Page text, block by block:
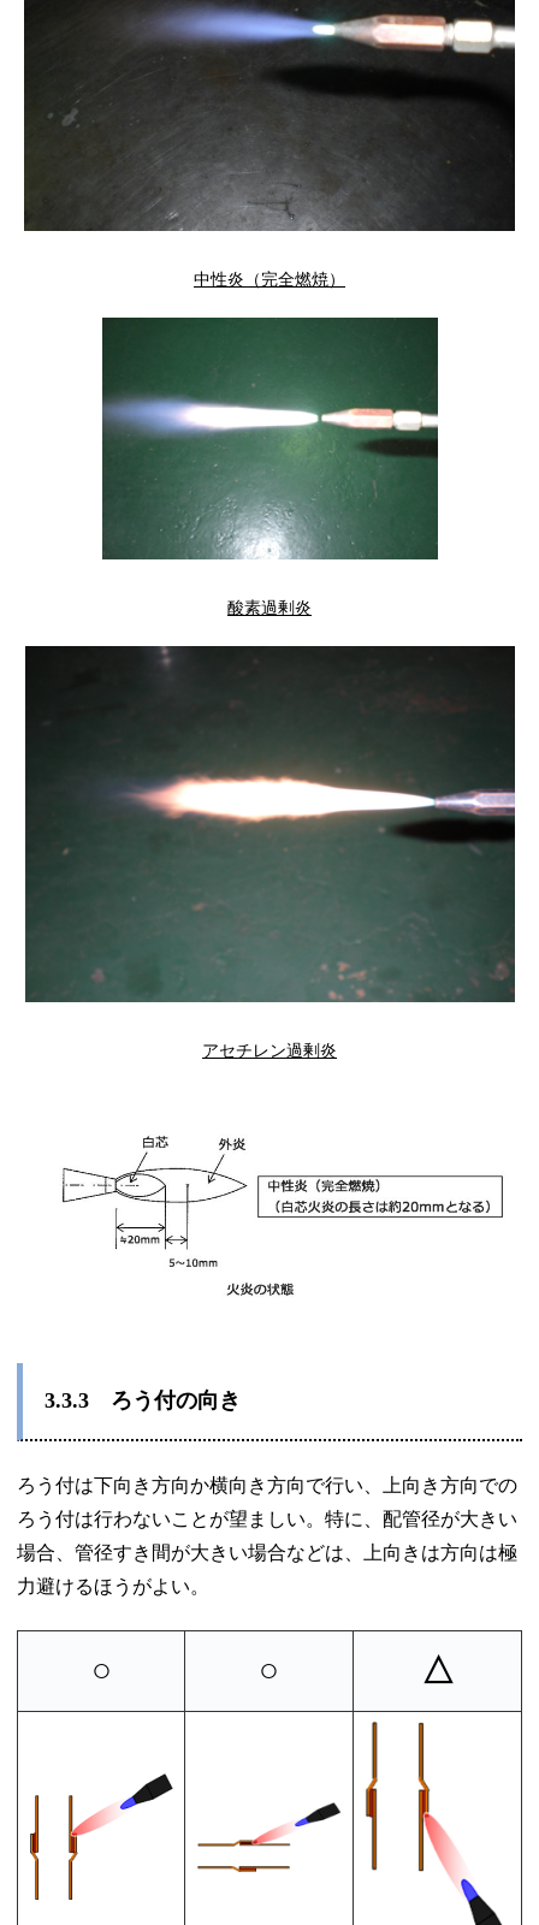
中性炎（完全燃焼）
酸素過剰炎
アセチレン過剰炎
3.3.3 ろう付の向き
ろう付は下向き方向か横向き方向で行い、上向き方向での
ろう付は行わないことが望ましい。特に、配管径が大きい
場合、管径すき間が大きい場合などは、上向きは方向は極
力避けるほうがよい。
○ ○ △